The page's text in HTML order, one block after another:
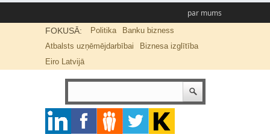
par mums
FOKUSĀ: Politika
Banku bizness
Atbalsts uzņēmējdarbībai
Biznesa izglītība
Eiro Latvijā